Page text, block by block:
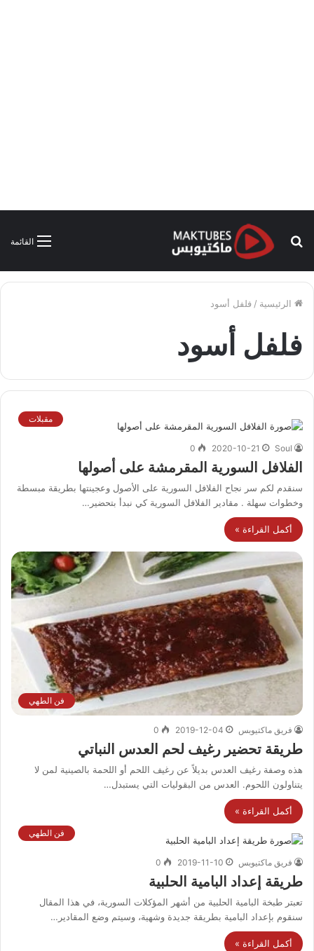
القائمة
بحث
الرئيسية / فلفل أسود
فلفل أسود
مقبلات
Soul
2020-10-21
0
الفلافل السورية المقرمشة على أصولها
سنقدم لكم سر نجاح الفلافل السورية على الأصول وعجينتها بطريقة مبسطة
وخطوات سهلة . مقادير الفلافل السورية كي نبدأ بتحضير…
أكمل القراءة »
فن الطهي
فريق ماكتيوبس 2019-12-04
0
طريقة تحضير رغيف لحم العدس النباتي
هذه وصفة رغيف العدس بديلاً عن رغيف اللحم أو اللحمة بالصينية لمن لا
يتناولون اللحوم. العدس من البقوليات التي يستبدل…
أكمل القراءة »
فن الطهي
فريق ماكتيوبس 2019-11-10
0
طريقة إعداد البامية الحلبية
تعبتر طبخة البامية الحلبية من أشهر المؤكلات السورية، في هذا المقال
سنقوم بإعداد البامية بطريقة جديدة وشهية، وسيتم وضع المقادير…
أكمل القراءة »